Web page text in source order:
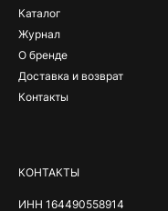
Каталог
Журнал
О бренде
Доставка и возврат
Контакты
КОНТАКТЫ
ИНН 164490558914